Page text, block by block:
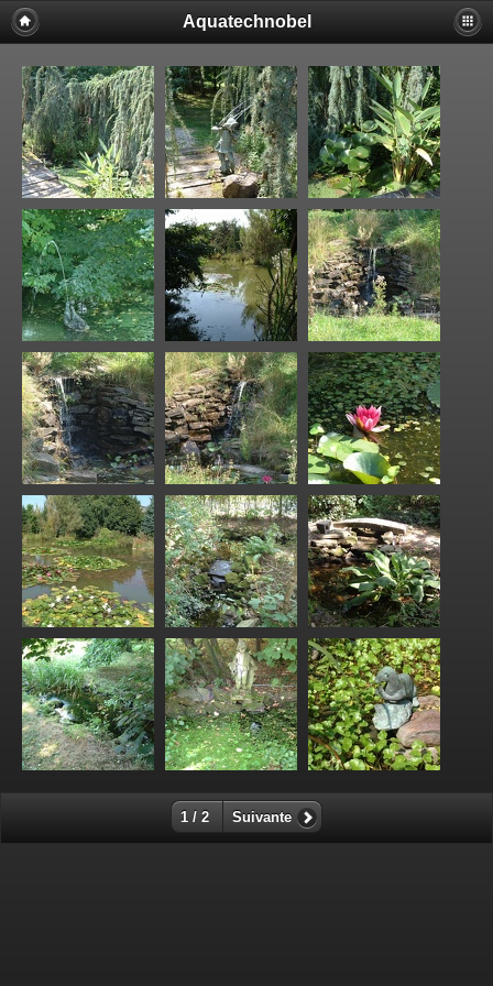
Aquatechnobel
1 / 2 Suivante